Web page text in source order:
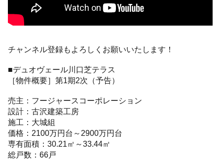
チャンネル登録もよろしくお願いいたします！
■デュオヴェール川口芝テラス
［物件概要］第1期2次（予告）
売主：フージャースコーポレーション
設計：古沢建築工房
施工：大城組
価格：2100万円台～2900万円台
専有面積：30.21㎡～33.44㎡
総戸数：66戸